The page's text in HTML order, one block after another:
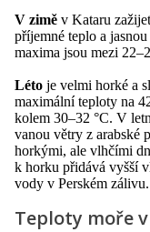
V zimě v Kataru
příjemné teplo a
maxima jsou mezi
Léto je velmi horké a
maximální teploty na
kolem 30–32 °C. V
vanou větry z arabské
horkými, ale vlhčími
k horku přidává vyšší
vody v Perském zálivu.
Teploty moře